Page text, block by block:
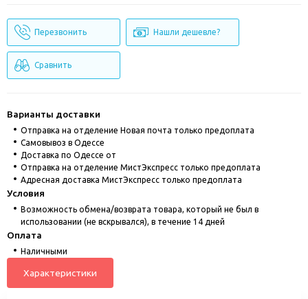
Перезвонить Нашли дешевле?
Сравнить
Варианты доставки
Отправка на отделение Новая почта только предоплата
Cамовывоз в Одессе
Доставка по Одессе от
Отправка на отделение МистЭкспресс только предоплата
Адресная доставка МистЭкспресс только предоплата
Условия
Возможность обмена/возврата товара, который не был в
использовании (не вскрывался), в течение 14 дней
Оплата
Наличными
Характеристики